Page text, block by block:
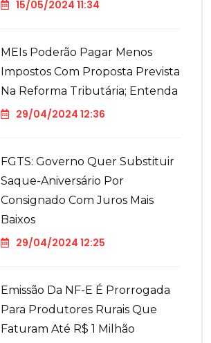
15/05/2024 11:34
MEIs Poderão Pagar Menos
Impostos Com Proposta Prevista
Na Reforma Tributária; Entenda
29/04/2024 12:36
FGTS: Governo Quer Substituir
Saque-Aniversário Por
Consignado Com Juros Mais
Baixos
29/04/2024 12:25
Emissão Da NF-E É Prorrogada
Para Produtores Rurais Que
Faturam Até R$ 1 Milhão